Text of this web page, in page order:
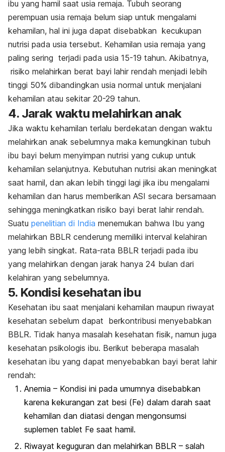
ibu yang hamil saat usia remaja. Tubuh seorang
perempuan usia remaja belum siap untuk mengalami
kehamilan, hal ini juga dapat disebabkan kecukupan
nutrisi pada usia tersebut. Kehamilan usia remaja yang
paling sering terjadi pada usia 15-19 tahun. Akibatnya,
risiko melahirkan berat bayi lahir rendah menjadi lebih
tinggi 50% dibandingkan usia normal untuk menjalani
kehamilan atau sekitar 20-29 tahun.
4. Jarak waktu melahirkan anak
Jika waktu kehamilan terlalu berdekatan dengan waktu
melahirkan anak sebelumnya maka kemungkinan tubuh
ibu bayi belum menyimpan nutrisi yang cukup untuk
kehamilan selanjutnya. Kebutuhan nutrisi akan meningkat
saat hamil, dan akan lebih tinggi lagi jika ibu mengalami
kehamilan dan harus memberikan ASI secara bersamaan
sehingga meningkatkan risiko bayi berat lahir rendah.
Suatu penelitian di India menemukan bahwa Ibu yang
melahirkan BBLR cenderung memiliki interval kelahiran
yang lebih singkat. Rata-rata BBLR terjadi pada ibu
yang melahirkan dengan jarak hanya 24 bulan dari
kelahiran yang sebelumnya.
5. Kondisi kesehatan ibu
Kesehatan ibu saat menjalani kehamilan maupun riwayat
kesehatan sebelum dapat berkontribusi menyebabkan
BBLR. Tidak hanya masalah kesehatan fisik, namun juga
kesehatan psikologis ibu. Berikut beberapa masalah
kesehatan ibu yang dapat menyebabkan bayi berat lahir
rendah:
Anemia – Kondisi ini pada umumnya disebabkan
karena kekurangan zat besi (Fe) dalam darah saat
kehamilan dan diatasi dengan mengonsumsi
suplemen tablet Fe saat hamil.
Riwayat keguguran dan melahirkan BBLR – salah